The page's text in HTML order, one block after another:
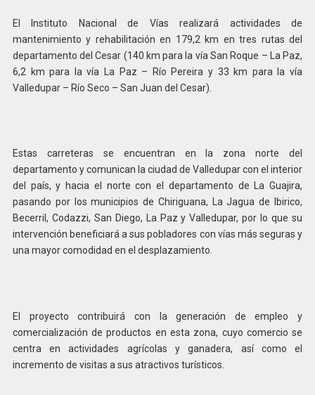
El Instituto Nacional de Vías realizará actividades de
mantenimiento y rehabilitación en 179,2 km en tres rutas del
departamento del Cesar (140 km para la vía San Roque – La Paz,
6,2 km para la vía La Paz – Río Pereira y 33 km para la vía
Valledupar – Río Seco – San Juan del Cesar).
Estas carreteras se encuentran en la zona norte del
departamento y comunican la ciudad de Valledupar con el interior
del país, y hacia el norte con el departamento de La Guajira,
pasando por los municipios de Chiriguana, La Jagua de Ibirico,
Becerril, Codazzi, San Diego, La Paz y Valledupar, por lo que su
intervención beneficiará a sus pobladores con vías más seguras y
una mayor comodidad en el desplazamiento.
El proyecto contribuirá con la generación de empleo y
comercialización de productos en esta zona, cuyo comercio se
centra en actividades agrícolas y ganadera, así como el
incremento de visitas a sus atractivos turísticos.